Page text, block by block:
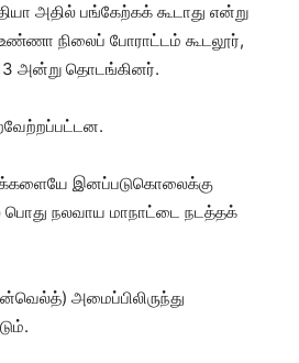
அதில் பங்கேற்கக் கூடாது என்று
உண்ணா நிலைப் போராட்டம் கூடலூர்,
அன்று தொடங்கினர்.
இனப்படுகொலைக்கு
நலவாய மாநாட்டை நடத்தக்
அமைப்பிலிருந்து